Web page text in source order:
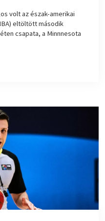
volt az észak-amerikai
eltöltött második
csapata, a Minnnesota